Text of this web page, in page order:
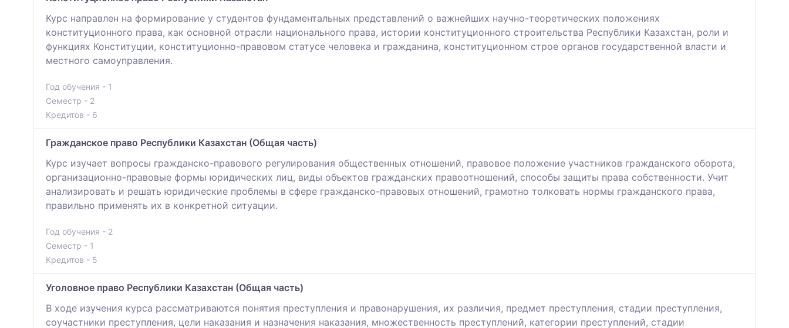
Курс направлен на формирование у студентов фундаментальных представлений о важнейших научно-теоретических положениях
конституционного права, как основной отрасли национального права, истории конституционного строительства Республики Казахстан, роли и
функциях Конституции, конституционно-правовом статусе человека и гражданина, конституционном строе органов государственной власти и
местного самоуправления.
Год обучения - 1
Семестр - 2
Кредитов - 6
Гражданское право Республики Казахстан (Общая часть)
Курс изучает вопросы гражданско-правового регулирования общественных отношений, правовое положение участников гражданского оборота,
организационно-правовые формы юридических лиц, виды объектов гражданских правоотношений, способы защиты права собственности. Учит
анализировать и решать юридические проблемы в сфере гражданско-правовых отношений, грамотно толковать нормы гражданского права,
правильно применять их в конкретной ситуации.
Год обучения - 2
Семестр - 1
Кредитов - 5
Уголовное право Республики Казахстан (Общая часть)
В ходе изучения курса рассматриваются понятия преступления и правонарушения, их различия, предмет преступления, стадии преступления,
соучастники преступления, цели наказания и назначения наказания, множественность преступлений, категории преступлений, стадии